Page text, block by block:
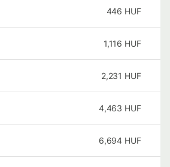
446 HUF
1,116 HUF
2,231 HUF
4,463 HUF
6,694 HUF